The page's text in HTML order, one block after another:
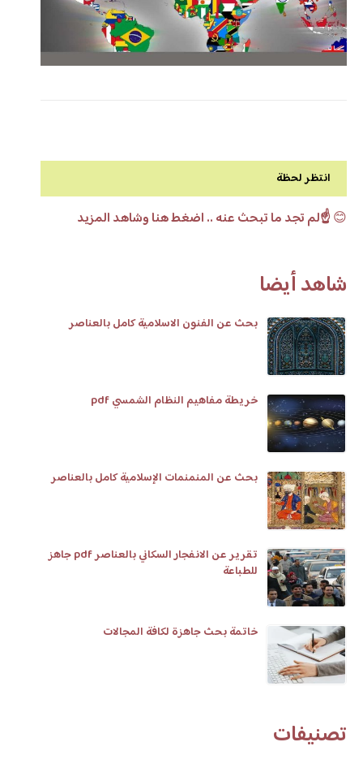
انتظر لحظة
😊☝️لم تجد ما تبحث عنه .. اضغط هنا وشاهد المزيد
شاهد أيضا
بحث عن الفنون الاسلامية كامل بالعناصر
خريطة مفاهيم النظام الشمسي pdf
بحث عن المنمنمات الإسلامية كامل بالعناصر
تقرير عن الانفجار السكاني بالعناصر pdf جاهز
للطباعة
خاتمة بحث جاهزة لكافة المجالات
تصنيفات